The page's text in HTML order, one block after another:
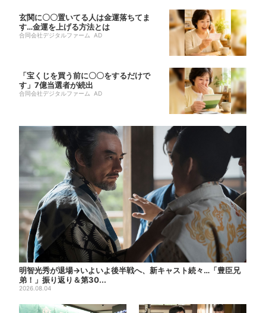
玄関に〇〇置いてる人は金運落ちてま
す…金運を上げる方法とは
合同会社デジタルファーム AD
「宝くじを買う前に〇〇をするだけで
す」7億当選者が続出
合同会社デジタルファーム AD
明智光秀が退場→いよいよ後半戦へ、新キャスト続々…「豊臣兄
弟！」振り返り＆第30...
2026.08.04